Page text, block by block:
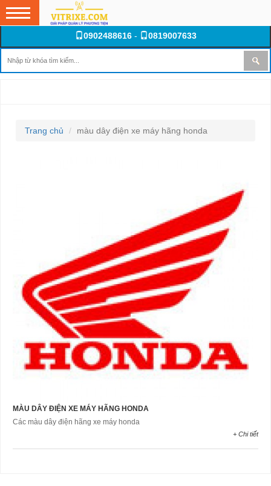
0902488616- 0819007633
Trang chủ màu dây điện xe máy hãng honda
MÀU DÂY ĐIỆN XE MÁY HÃNG HONDA
Các màu dây điện hãng xe máy honda
+ Chi tiết